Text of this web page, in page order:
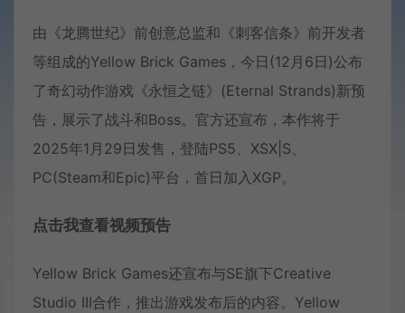
由《龙腾世纪》前创意总监和《刺客信条》前开发者
等组成的Yellow Brick Games，今日(12月6日)公布
了奇幻动作游戏《永恒之链》(Eternal Strands)新预
告，展示了战斗和Boss。官方还宣布，本作将于
2025年1月29日发售，登陆PS5、XSX|S、
PC(Steam和Epic)平台，首日加入XGP。
点击我查看视频预告
Yellow Brick Games还宣布与SE旗下Creative
Studio III合作，推出游戏发布后的内容。Yellow